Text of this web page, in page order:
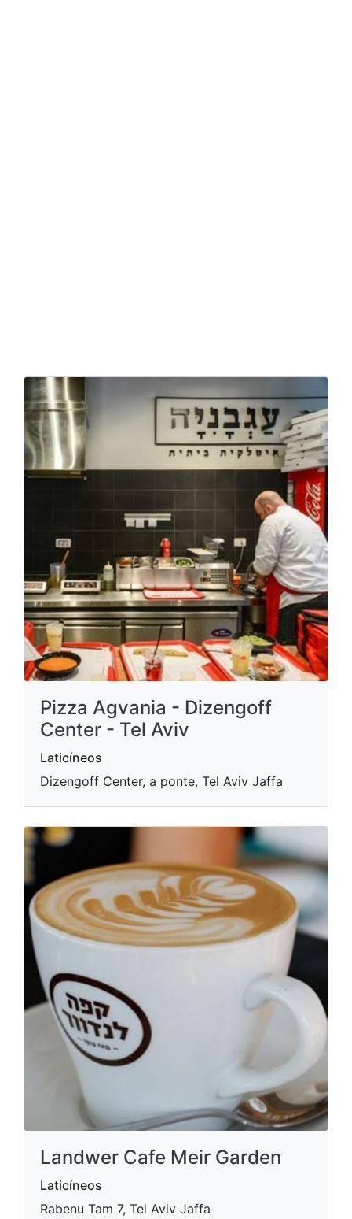
Pizza Agvania - Dizengoff
Center - Tel Aviv
Laticíneos
Dizengoff Center, a ponte, Tel Aviv Jaffa
Landwer Cafe Meir Garden
Laticíneos
Rabenu Tam 7, Tel Aviv Jaffa